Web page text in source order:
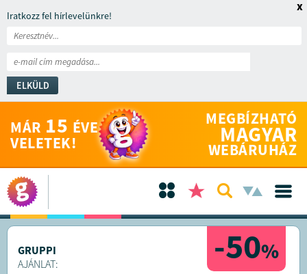
Iratkozz fel hírlevelünkre!
ELKÜLD
x
MÁR 15 ÉVE
VELETEK!
MEGBÍZHATÓ
MAGYAR
WEBÁRUHÁZ
-50%
GRUPPI
AJÁNLAT: